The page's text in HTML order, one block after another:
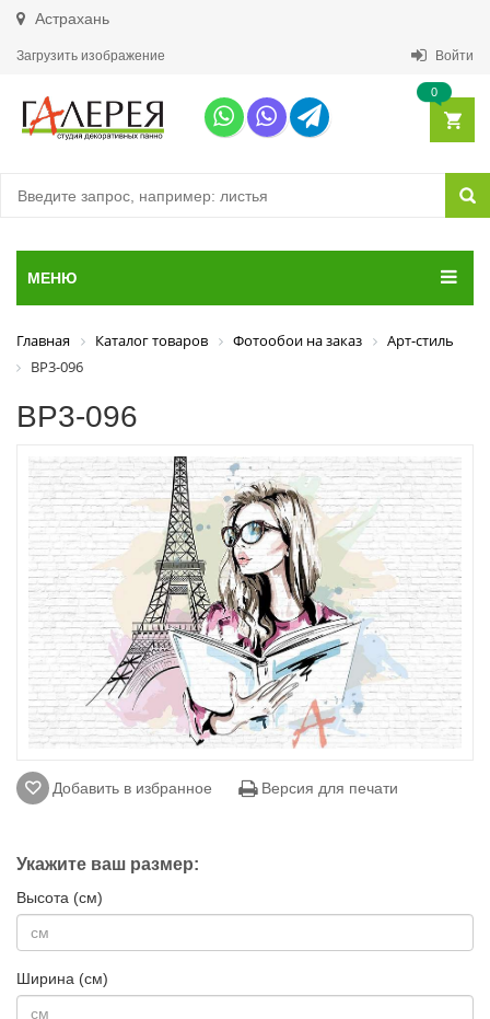
Астрахань
Загрузить изображение Войти
0
МЕНЮ
Главная Каталог товаров Фотообои на заказ
Арт-стиль
ВР3-096
ВР3-096
Добавить в избранное Версия для печати
Укажите ваш размер:
Высота (см)
Ширина (см)